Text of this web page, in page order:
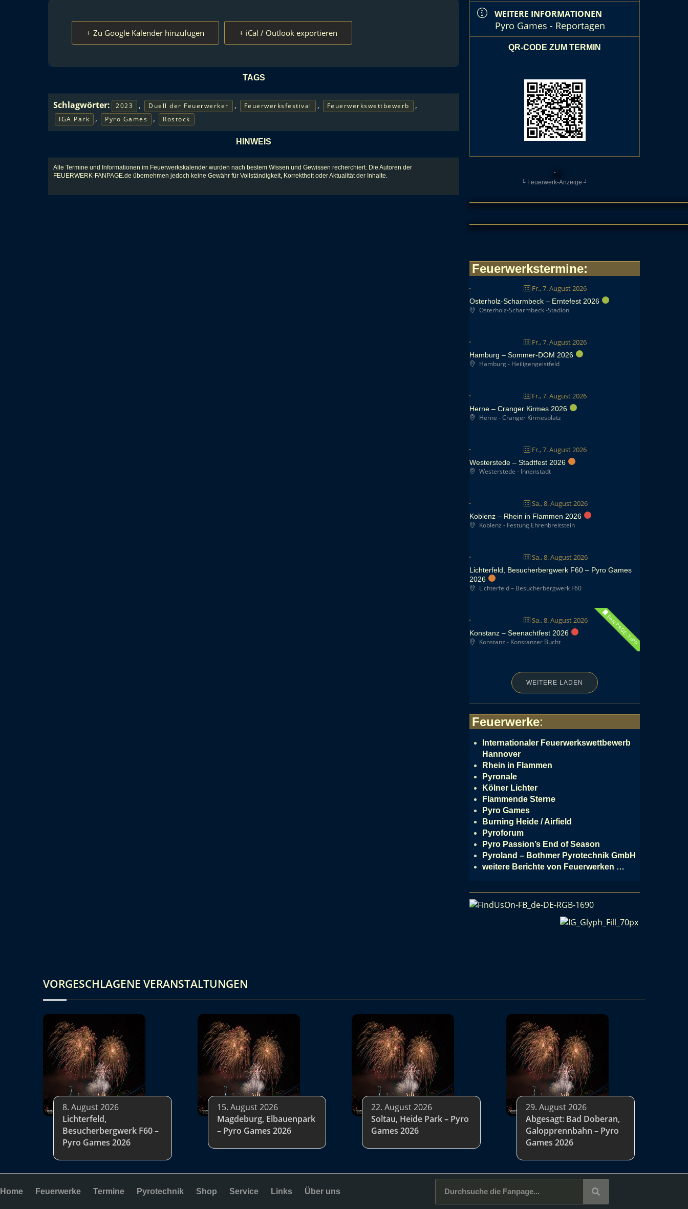
+ Zu Google Kalender hinzufügen + iCal / Outlook exportieren
TAGS
Schlagwörter: 2023 , Duell der Feuerwerker , Feuerwerksfestival , Feuerwerkswettbewerb ,
IGA Park , Pyro Games , Rostock
HINWEIS
Alle Termine und Informationen im Feuerwerkskalender wurden nach bestem Wissen und Gewissen recherchiert. Die Autoren der
FEUERWERK-FANPAGE.de übernehmen jedoch keine Gewähr für Vollständigkeit, Korrektheit oder Aktualität der Inhalte.
WEITERE INFORMATIONEN
Pyro Games - Reportagen
QR-CODE ZUM TERMIN
└ Feuerwerk-Anzeige ┘
Feuerwerkstermine:
Fr., 7. August 2026
Osterholz-Scharmbeck – Erntefest 2026
Osterholz-Scharmbeck -Stadion
Fr., 7. August 2026
Hamburg – Sommer-DOM 2026
Hamburg - Heiligengeistfeld
Fr., 7. August 2026
Herne – Cranger Kirmes 2026
Herne - Cranger Kirmesplatz
Fr., 7. August 2026
Westerstede – Stadtfest 2026
Westerstede - Innenstadt
Sa., 8. August 2026
Koblenz – Rhein in Flammen 2026
Koblenz - Festung Ehrenbreitstein
Sa., 8. August 2026
Lichterfeld, Besucherbergwerk F60 – Pyro Games
2026
Lichterfeld – Besucherbergwerk F60
Sa., 8. August 2026 FANPAGE-TIPP
Konstanz – Seenachtfest 2026
Konstanz - Konstanzer Bucht
WEITERE LADEN
Feuerwerke:
Internationaler Feuerwerkswettbewerb
Hannover
Rhein in Flammen
Pyronale
Kölner Lichter
Flammende Sterne
Pyro Games
Burning Heide / Airfield
Pyroforum
Pyro Passion’s End of Season
Pyroland – Bothmer Pyrotechnik GmbH
weitere Berichte von Feuerwerken …
VORGESCHLAGENE VERANSTALTUNGEN
8. August 2026
Lichterfeld,
Besucherbergwerk F60 –
Pyro Games 2026
15. August 2026
Magdeburg, Elbauenpark
– Pyro Games 2026
22. August 2026
Soltau, Heide Park – Pyro
Games 2026
29. August 2026
Abgesagt: Bad Doberan,
Galopprennbahn – Pyro
Games 2026
Home Feuerwerke Termine Pyrotechnik Shop Service Links Über uns